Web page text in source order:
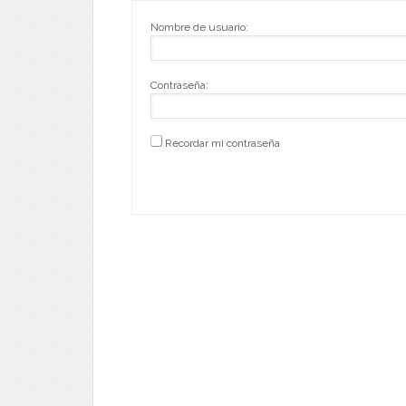
Nombre de usuario:
Contraseña:
Recordar mi contraseña